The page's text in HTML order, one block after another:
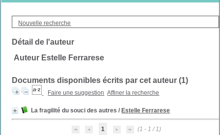
Nouvelle recherche
Détail de l'auteur
Auteur Estelle Ferrarese
Documents disponibles écrits par cet auteur (1)
Faire une suggestion Affiner la recherche
La fragilité du souci des autres / Estelle Ferrarese
1 (1 - 1 / 1)